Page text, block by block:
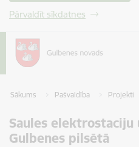
Pārvaldīt sīkdatnes
Sākums Pašvaldība Projekti
Saules elektrostaciju
Gulbenes pilsētā